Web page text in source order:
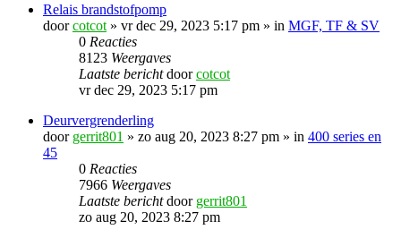
Relais brandstofpomp
doorcotcot » vr dec 29, 2023 5:17 pm » in MGF, TF & SV
0 Reacties
8123 Weergaves
Laatste berichtdoorcotcot
vr dec 29, 2023 5:17 pm
Deurvergrenderling
door gerrit801 » zo aug 20, 2023 8:27 pm » in 400 series en
45
0 Reacties
7966 Weergaves
Laatste berichtdoor gerrit801
zo aug 20, 2023 8:27 pm